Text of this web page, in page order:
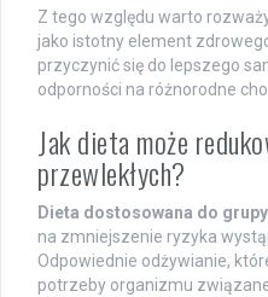
Z tego względu warto
jako istotny element
przyczynić się do lepszego
odporności na różnorodne
Jak dieta może
przewlekłych?
Dieta dostosowana do
na zmniejszenie ryzyka
Odpowiednie odżywianie,
potrzeby organizmu